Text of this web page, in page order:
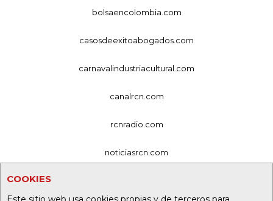
COOKIES
bolsaencolombia.com
casosdeexitoabogados.com
carnavalindustriacultural.com
canalrcn.com
rcnradio.com
noticiasrcn.com